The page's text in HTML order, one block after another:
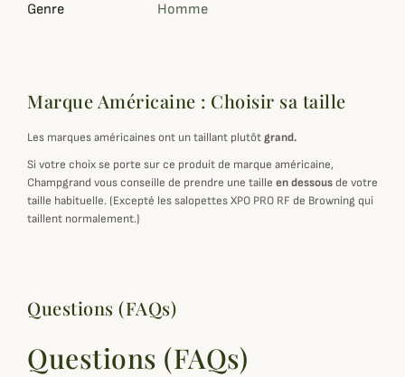
Genre Homme
Marque Américaine : Choisir sa taille
Les marques américaines ont un taillant plutôt grand.
Si votre choix se porte sur ce produit de marque américaine,
Champgrand vous conseille de prendre une taille en dessousde votre
taille habituelle. (Excepté les salopettes XPO PRO RF de Browning qui
taillent normalement.)
Questions (FAQs)
Questions (FAQs)